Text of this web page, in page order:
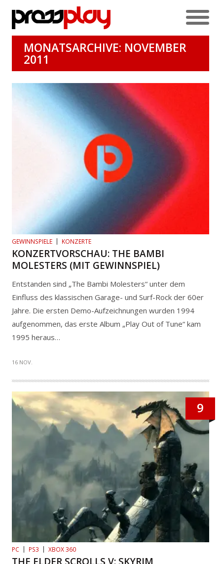
MONATSARCHIVE: NOVEMBER
2011
GEWINNSPIELE KONZERTE
KONZERTVORSCHAU: THE BAMBI
MOLESTERS (MIT GEWINNSPIEL)
Entstanden sind „The Bambi Molesters“ unter dem
Einfluss des klassischen Garage- und Surf-Rock der 60er
Jahre. Die ersten Demo-Aufzeichnungen wurden 1994
aufgenommen, das erste Album „Play Out of Tune“ kam
1995 heraus…
16 NOV.
9
PC PS3 XBOX 360